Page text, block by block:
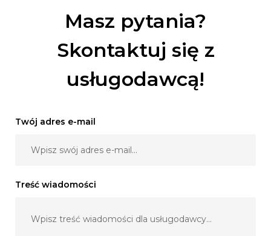
Masz pytania?
Skontaktuj się z
usługodawcą!
Twój adres e-mail
Treść wiadomości